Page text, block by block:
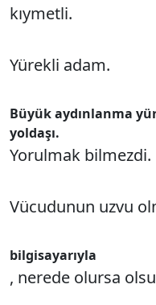
kıymetli.
Yürekli adam.
Büyük aydınlanma
yoldaşı.
Yorulmak bilmezdi.
Vücudunun uzvu
bilgisayarıyla
, nerede olursa